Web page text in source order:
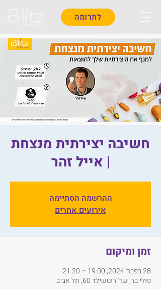
לתרומה
חשיבה יצירתית מנצחת
| אייל זהר
ההרשמה הסתיימה
אירועים אחרים
זמן ומיקום
28 בפבר׳ 2024, 19:00 – 21:20
פולי בר, שד׳ רוטשילד 60, תל אביב